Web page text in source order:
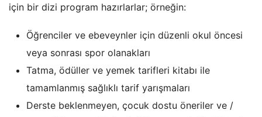
için bir dizi program hazırlarlar; örneğin:
Öğrenciler ve ebeveynler için düzenli okul öncesi
veya sonrası spor olanakları
Tatma, ödüller ve yemek tarifleri kitabı ile
tamamlanmış sağlıklı tarif yarışmaları
Derste beklenmeyen, çocuk dostu öneriler ve /